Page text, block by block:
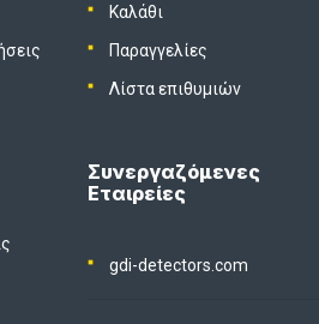
Καλάθι
Παραγγελίες
Λίστα επιθυμιών
Συνεργαζόμενες
Εταιρείες
gdi-detectors.com